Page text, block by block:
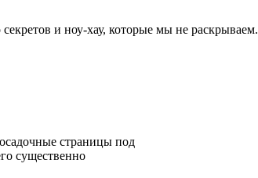
и ноу-хау, которые мы не раскрываем.
страницы под
существенно